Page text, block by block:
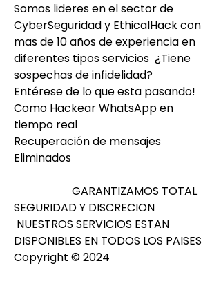
Somos lideres en el sector de
CyberSeguridad y EthicalHack con
mas de 10 años de experiencia en
diferentes tipos servicios  ¿Tiene
sospechas de infidelidad?
Entérese de lo que esta pasando!
Como Hackear WhatsApp en
tiempo real
Recuperación de mensajes
Eliminados
GARANTIZAMOS TOTAL
SEGURIDAD Y DISCRECION
NUESTROS SERVICIOS ESTAN
DISPONIBLES EN TODOS LOS PAISES
Copyright © 2024